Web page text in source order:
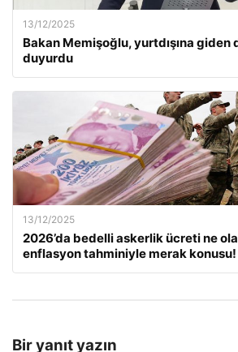
13/12/2025
Bakan Memişoğlu, yurtdışına giden
duyurdu
13/12/2025
2026’da bedelli askerlik ücreti ne
enflasyon tahminiyle merak konusu!
Bir yanıt yazın